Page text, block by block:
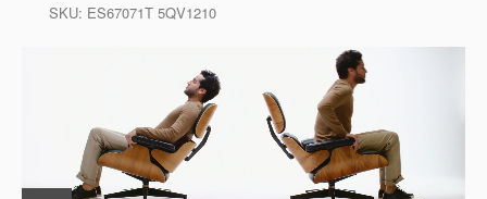
SKU: ES67071T 5QV1210